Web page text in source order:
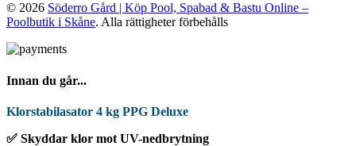
© 2026 Söderro Gård | Köp Pool, Spabad & Bastu Online –
Poolbutik i Skåne. Alla rättigheter förbehålls
Innan du går...
Klorstabilasator 4 kg PPG Deluxe
✅ Skyddar klor mot UV-nedbrytning